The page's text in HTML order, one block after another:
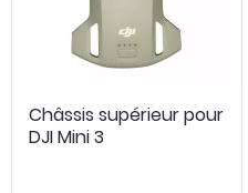
Châssis supérieur pour
DJI Mini 3